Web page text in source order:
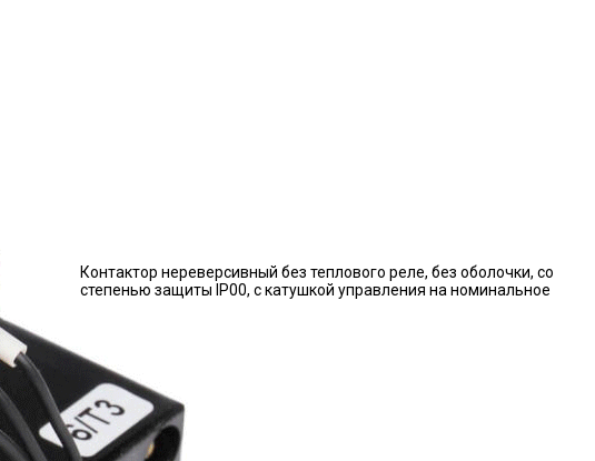
Контактор нереверсивный без теплового реле, без оболочки, со
степенью защиты IP00, с катушкой управления на номинальное